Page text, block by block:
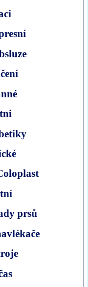
prsů